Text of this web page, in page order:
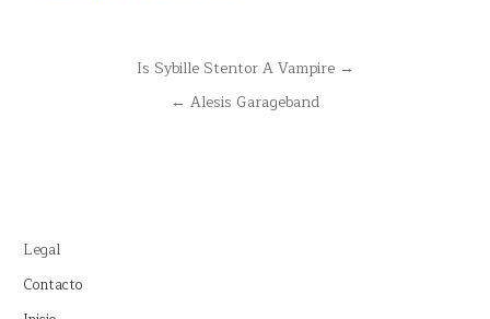
NavegaciónIs Sybille Stentor A Vampire →
← Alesis Garageband
Legal
Contacto